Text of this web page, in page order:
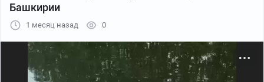
Башкирии
1 месяц назад 0